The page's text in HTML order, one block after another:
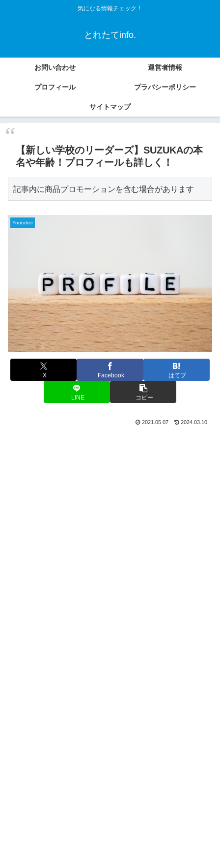
気になる情報チェック！
とれたてinfo.
お問い合わせ 運営者情報
プロフィール プラバシーポリシー
サイトマップ
【新しい学校のリーダーズ】SUZUKAの本
名や年齢！プロフィールも詳しく！
記事内に商品プロモーションを含む場合があります
Youtuber
X Facebook はてブ
LINE コピー
2021.05.07 2024.03.10